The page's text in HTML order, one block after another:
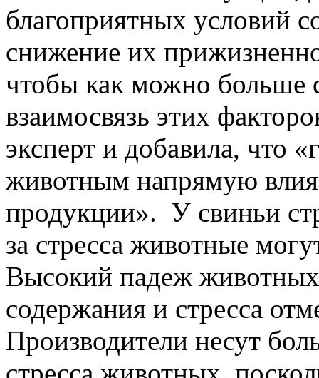
благоприятных условий
снижение их
чтобы как можно больше
взаимосвязь этих
эксперт и добавила, что
животным напрямую
продукции». У свиньи
за стресса животные
Высокий падеж животных
содержания и стресса
Производители несут